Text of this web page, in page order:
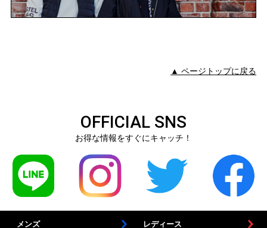
▲ ページトップに戻る
OFFICIAL SNS
お得な情報をすぐにキャッチ！
メンズ レディース